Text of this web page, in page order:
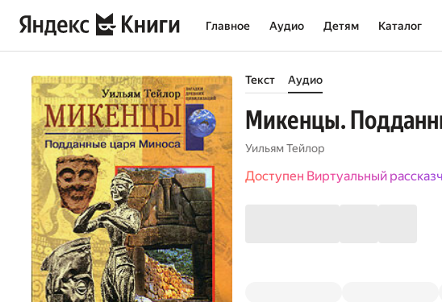
Главное Аудио Детям Каталог
Текст Аудио
Микенцы.
Уильям Тейлор
Доступен Виртуальный